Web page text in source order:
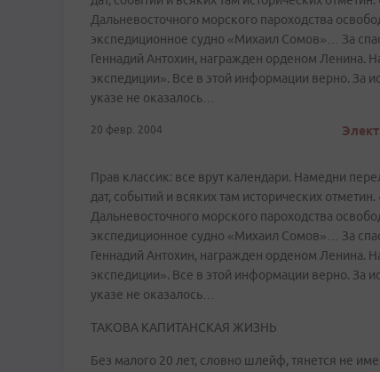
Дальневосточного морского пароходства
экспедиционное судно «Михаил Сомов»… За
Геннадий Антохин, награжден орденом Ленина.
экспедиции». Все в этой информации верно. За
указе не оказалось…
20 февр. 2004
Прав классик: все врут календари. Намедни
дат, событий и всяких там исторических
Дальневосточного морского пароходства
экспедиционное судно «Михаил Сомов»… За
Геннадий Антохин, награжден орденом Ленина.
экспедиции». Все в этой информации верно. За
указе не оказалось…
ТАКОВА КАПИТАНСКАЯ ЖИЗНЬ
Без малого 20 лет, словно шлейф, тянется не